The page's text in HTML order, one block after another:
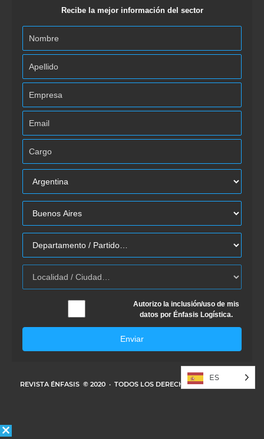
Recibe la mejor información del sector
Autorizo la inclusión/uso de mis
datos por Énfasis Logística.
Enviar
REVISTA ÉNFASIS © 2020 · TODOS LOS DERECHOS RESERVADOS
ES